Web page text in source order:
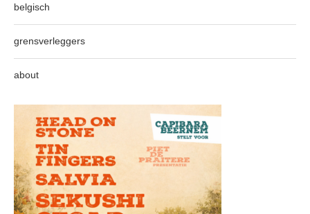
belgisch
grensverleggers
about